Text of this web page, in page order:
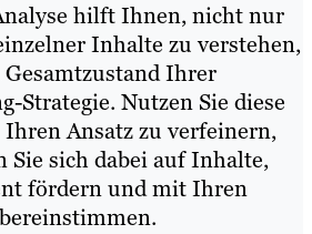
hilft Ihnen, nicht nur
Inhalte zu verstehen,
Ihrer
Strategie. Nutzen Sie diese
Ansatz zu verfeinern,
Sie sich dabei auf Inhalte,
fördern und mit Ihren